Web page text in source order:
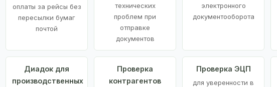
оплаты за рейсы без
пересылки бумаг
почтой
технических
проблем при
отправке
документов
электронного
документооборота
Диадок для
производственных
Проверка
контрагентов
Проверка ЭЦП
для уверенности в